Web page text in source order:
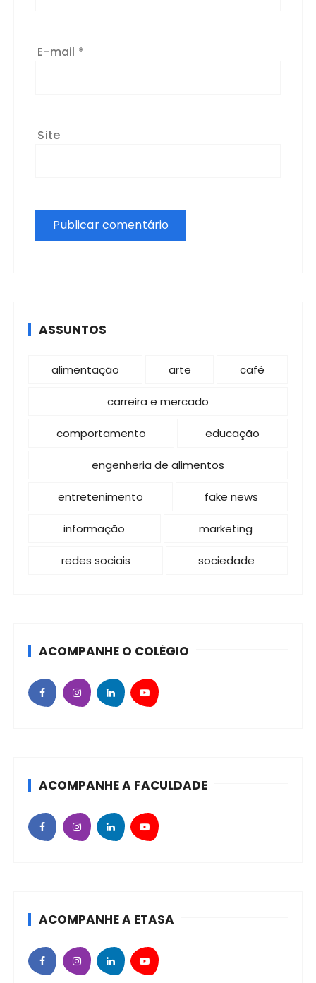
E-mail *
Site
ASSUNTOS
alimentação arte café
carreira e mercado
comportamento educação
engenheria de alimentos
entretenimento fake news
informação marketing
redes sociais sociedade
ACOMPANHE O COLÉGIO
ACOMPANHE A FACULDADE
ACOMPANHE A ETASA